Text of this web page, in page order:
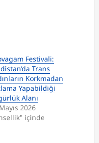
Festivali:
Trans
Korkmadan
Yapabildiği
Alanı
2026
içinde